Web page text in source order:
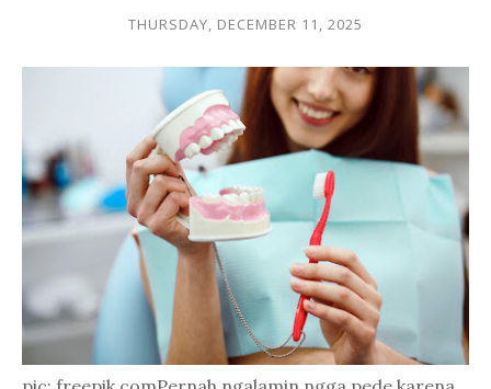
THURSDAY, DECEMBER 11, 2025